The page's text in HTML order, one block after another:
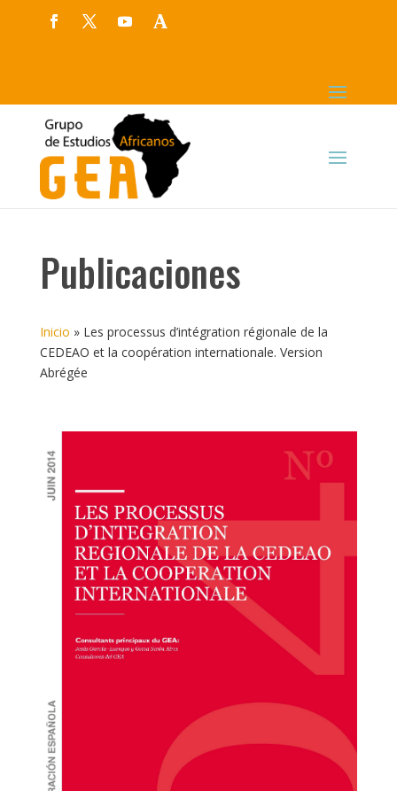
Publicaciones
Inicio » Les processus d’intégration régionale de la
CEDEAO et la coopération internationale. Version
Abrégée